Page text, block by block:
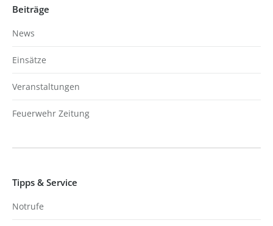
Beiträge
News
Einsätze
Veranstaltungen
Feuerwehr Zeitung
Tipps & Service
Notrufe